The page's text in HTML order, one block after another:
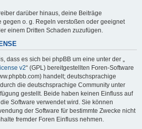
darüber hinaus, deine Beiträge
gegen o. g. Regeln verstoßen oder geeignet
einem Dritten Schaden zuzufügen.
dass es sich bei phpBB um eine unter der „
v2“ (GPL) bereitgestellten Foren-Software
handelt; deutschsprachige
die deutschsprachige Community unter
gestellt. Beide haben keinen Einfluss auf
Software verwendet wird. Sie können
der Software für bestimmte Zwecke nicht
fremder Foren Einfluss nehmen.